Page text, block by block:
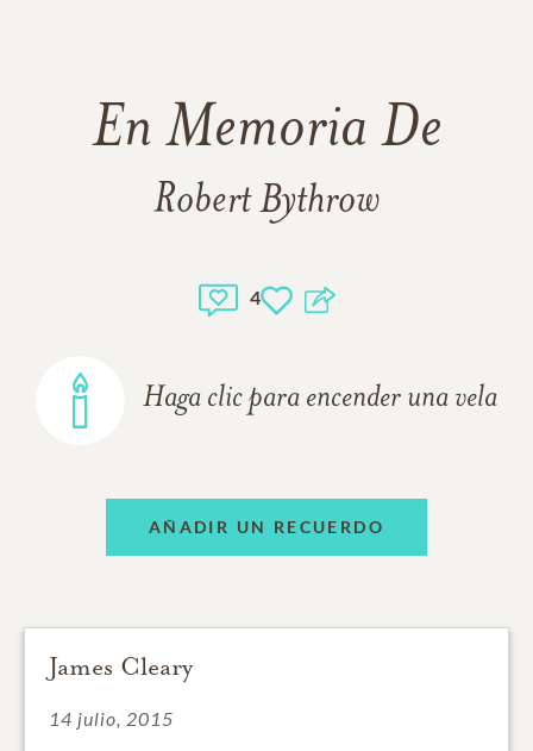
En Memoria De
Robert Bythrow
4
Haga clic para encender una vela
AÑADIR UN RECUERDO
James Cleary
14 julio, 2015